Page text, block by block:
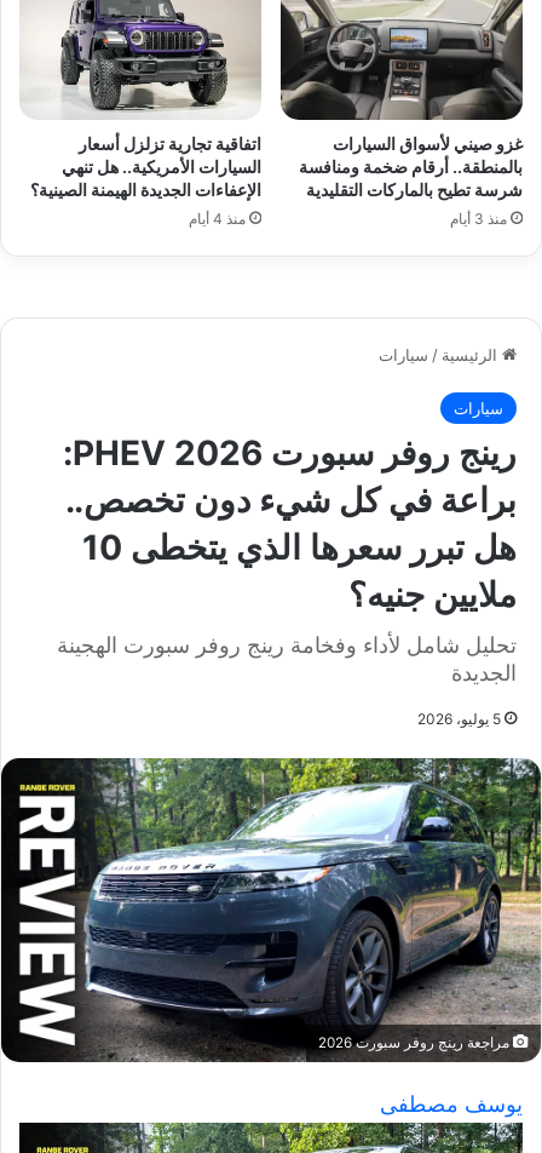
غزو صيني لأسواق السيارات
بالمنطقة.. أرقام ضخمة ومنافسة
شرسة تطيح بالماركات التقليدية
منذ 3 أيام
اتفاقية تجارية تزلزل أسعار
السيارات الأمريكية.. هل تنهي
الإعفاءات الجديدة الهيمنة الصينية؟
منذ 4 أيام